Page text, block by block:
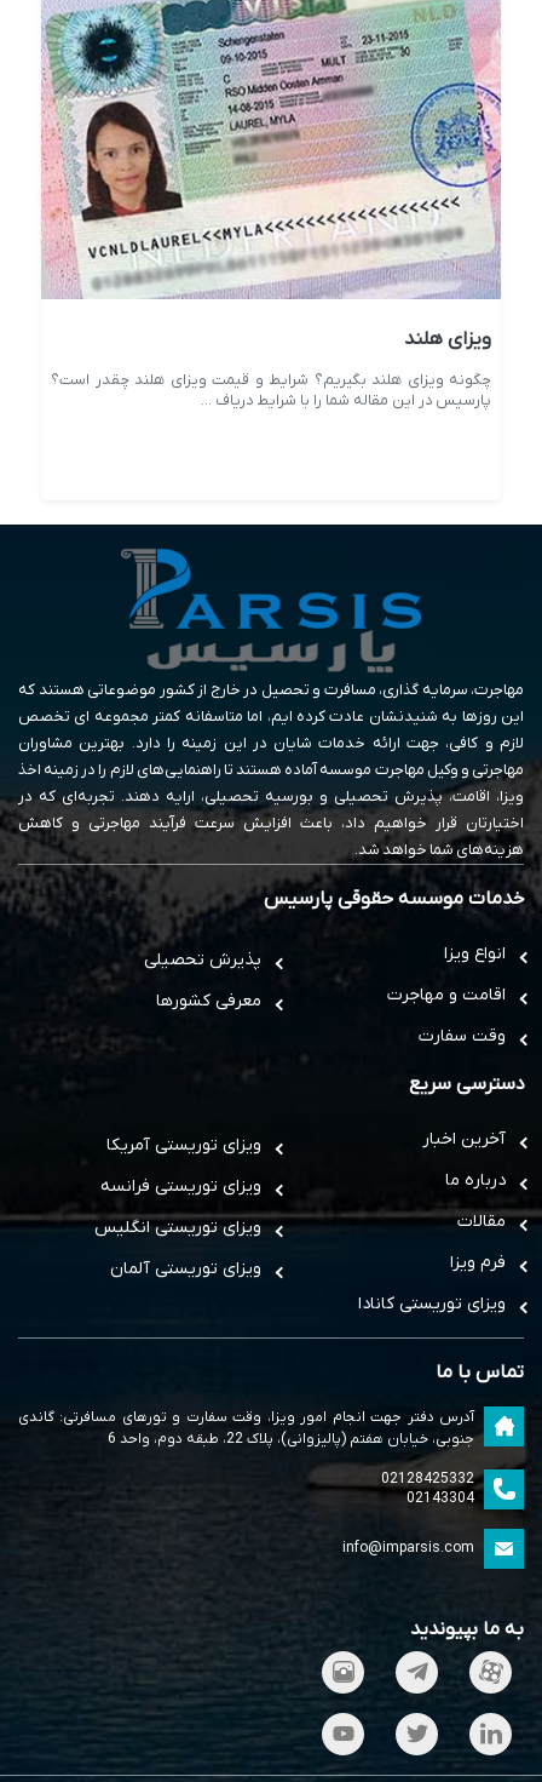
ویزای هلند
چگونه ویزای هلند بگیریم؟ شرایط و قیمت ویزای هلند چقدر است؟
پارسیس در این مقاله شما را با شرایط دریاف ...
مهاجرت، سرمایه گذاری، مسافرت و تحصیل در خارج از کشور موضوعاتی هستند که
این روزها به شنیدنشان عادت کرده ایم، اما متاسفانه کمتر مجموعه ای تخصص
لازم و کافی، جهت ارائه خدمات شایان در این زمینه را دارد. بهترین مشاوران
مهاجرتی و وکیل مهاجرت موسسه آماده هستند تا راهنمایی‌های لازم را در زمینه اخذ
ویزا، اقامت، پذیرش تحصیلی و بورسیه تحصیلی، ارایه دهند. تجربه‌ای که در
اختیارتان قرار خواهیم داد، باعث افزایش سرعت فرآیند مهاجرتی و کاهش
هزینه‌های شما خواهد شد.
خدمات موسسه حقوقی پارسیس
انواع ویزا
اقامت و مهاجرت
وقت سفارت
پذیرش تحصیلی
معرفی کشورها
دسترسی سریع
آخرین اخبار
درباره ما
مقالات
فرم ویزا
ویزای توریستی کانادا
ویزای توریستی آمریکا
ویزای توریستی فرانسه
ویزای توریستی انگلیس
ویزای توریستی آلمان
تماس با ما
آدرس دفتر جهت انجام امور ویزا، وقت سفارت و تورهای مسافرتی: گاندی
جنوبی، خیابان هفتم (پالیزوانی)، پلاک 22، طبقه دوم، واحد 6
02128425332
02143304
info@imparsis.com
به ما بپیوندید